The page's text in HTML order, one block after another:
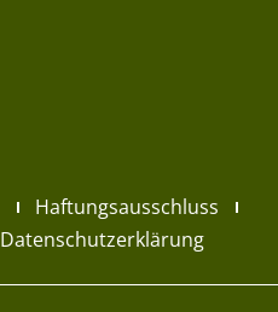
Haftungsausschluss
Datenschutzerklärung